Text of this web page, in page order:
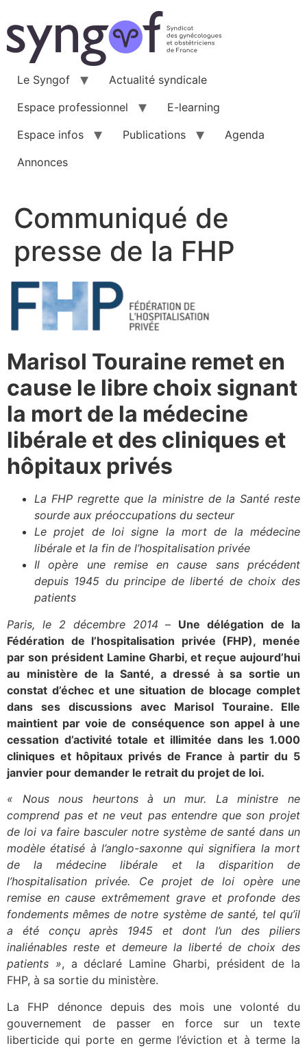
au
contenu
Le Syngof
Actualité syndicale
Espace professionnel
E-learning
Espace infos
Publications
Agenda
Annonces
Communiqué de
presse de la FHP
Marisol Touraine remet en
cause le libre choix signant
la mort de la médecine
libérale et des cliniques et
hôpitaux privés
La FHP regrette que la ministre de la Santé reste
sourde aux préoccupations du secteur
Le projet de loi signe la mort de la médecine
libérale et la fin de l’hospitalisation privée
Il opère une remise en cause sans précédent
depuis 1945 du principe de liberté de choix des
patients
Paris, le 2 décembre 2014– Une délégation de la
Fédération de l’hospitalisation privée (FHP), menée
par son président Lamine Gharbi, et reçue aujourd’hui
au ministère de la Santé, a dressé à sa sortie un
constat d’échec et une situation de blocage complet
dans ses discussions avec Marisol Touraine. Elle
maintient par voie de conséquence son appel à une
cessation d’activité totale et illimitée dans les 1.000
cliniques et hôpitaux privés de France à partir du 5
janvier pour demander le retrait du projet de loi.
« Nous nous heurtons à un mur. La ministre ne
comprend pas et ne veut pas entendre que son projet
de loi va faire basculer notre système de santé dans un
modèle étatisé à l’anglo-saxonne qui signifiera la mort
de la médecine libérale et la disparition de
l’hospitalisation privée. Ce projet de loi opère une
remise en cause extrêmement grave et profonde des
fondements mêmes de notre système de santé, tel qu’il
a été conçu après 1945 et dont l’un des piliers
inaliénables reste et demeure la liberté de choix des
patients », a déclaré Lamine Gharbi, président de la
FHP, à sa sortie du ministère.
La FHP dénonce depuis des mois une volonté du
gouvernement de passer en force sur un texte
liberticide qui porte en germe l’éviction et à terme la